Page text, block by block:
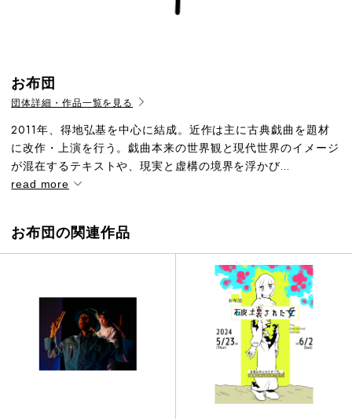
お布団
団体詳細・作品一覧を見る
2011年、得地弘基を中心に結成。近作は主に古典戯曲を題材
に改作・上演を行う。戯曲本来の世界観と現代世界のイメージ
が混在するテキストや、現実と虚構の境界を浮かび...
read more
お布団の関連作品